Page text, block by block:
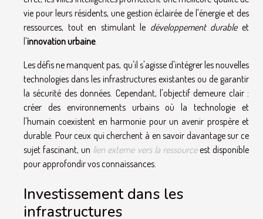
vie pour leurs résidents, une gestion éclairée de l'énergie et des
ressources, tout en stimulant le développement durableet
l'innovation urbaine.
Les défis ne manquent pas, qu'il s'agisse d'intégrer les nouvelles
technologies dans les infrastructures existantes ou de garantir
la sécurité des données. Cependant, l'objectif demeure clair :
créer des environnements urbains où la technologie et
l'humain coexistent en harmonie pour un avenir prospère et
durable. Pour ceux qui cherchent à en savoir davantage sur ce
sujet fascinant, un lien externe vers la ressourceest disponible
pour approfondir vos connaissances.
Investissement dans les
infrastructures